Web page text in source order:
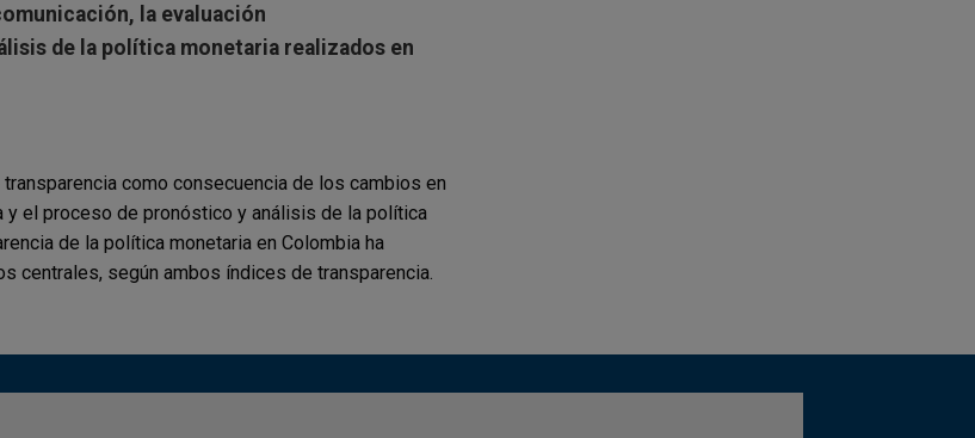
la evaluación
de la política monetaria realizados en
como consecuencia de los cambios en
y el proceso de pronóstico y análisis de la política
de la política monetaria en Colombia ha
centrales, según ambos índices de transparencia.